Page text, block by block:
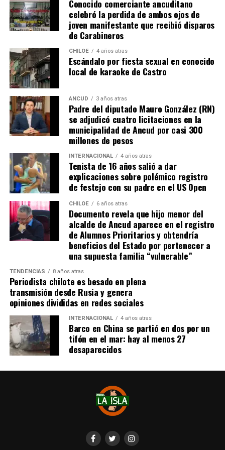
grandes” diferencias?
Voces al unísono se escuchan y se repiten en redes
sociales, el pedido de donar ese excedente al Dante Jara
resuena desde todo Chiloé, cuna del apoyo recibido por
parte de Camila Gómez, hasta nuestro lejano norte. Es
que, a diferencia del conocido dicho, en este caso, todos
los caminos conducen a… La Moneda y, mientras se
espera ese gesto por parte de la madre del pequeño
Tomás, los pasos siguen quemando los pies de Fernando
en pos de que cada kilómetro recorrido, signifique más
que una llegada a Santiago, un arribo a la cura de su hijo
Actualmente, Gómez se encuentra en Santiago
realizando trámites y participando como invitada en
distintos medios de comunicación. Aunque aún no tiene
una fecha exacta para su viaje a Estados Unidos, donde
se administra el medicamento, indicó que esperan
realizarlo «a mediados de junio».
Cabe destacar que, pese a que se logró reunir el dinero y,
por ende, la meta se cumplió, continúan circulando por
redes sociales, eventos a beneficios de Tomás Ross.
¿Como ayudar?
Instagram, Dante_contra_duchenne
Fernando Jara (padre)
19.968.680-1
Banco Falabella, cuenta corriente
11510154944
fernandokine1998@gmail.com
Conocido comerciante ancuditano
celebró la perdida de ambos ojos de
joven manifestante que recibió disparos
de Carabineros
CHILOE 4 años atras
Escándalo por fiesta sexual en conocido
local de karaoke de Castro
ANCUD 3 años atras
Padre del diputado Mauro González (RN)
se adjudicó cuatro licitaciones en la
municipalidad de Ancud por casi 300
millones de pesos
INTERNACIONAL 4 años atras
Tenista de 16 años salió a dar
explicaciones sobre polémico registro
de festejo con su padre en el US Open
CHILOE 6 años atras
Documento revela que hijo menor del
alcalde de Ancud aparece en el registro
de Alumnos Prioritarios y obtendría
beneficios del Estado por pertenecer a
una supuesta familia “vulnerable”
TENDENCIAS 8 años atras
Periodista chilote es besado en plena
transmisión desde Rusia y genera
opiniones divididas en redes sociales
INTERNACIONAL 4 años atras
Barco en China se partió en dos por un
tifón en el mar: hay al menos 27
desaparecidos